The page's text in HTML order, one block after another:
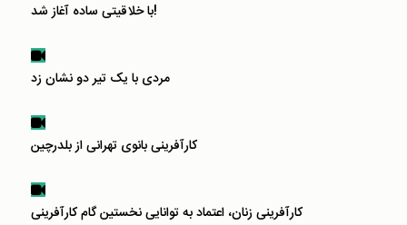
با خلاقیتی ساده آغاز شد!
مردی با یک تیر دو نشان زد
کارآفرینی بانوی تهرانی از بلدرچین
کارآفرینی زنان، اعتماد به توانایی نخستین گام کارآفرینی